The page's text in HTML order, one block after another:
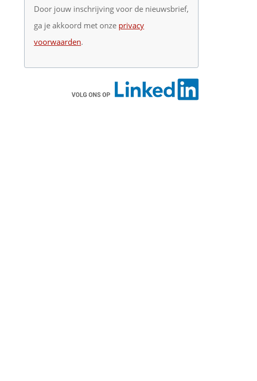
Door jouw inschrijving voor de nieuwsbrief,
ga je akkoord met onze privacy
voorwaarden.